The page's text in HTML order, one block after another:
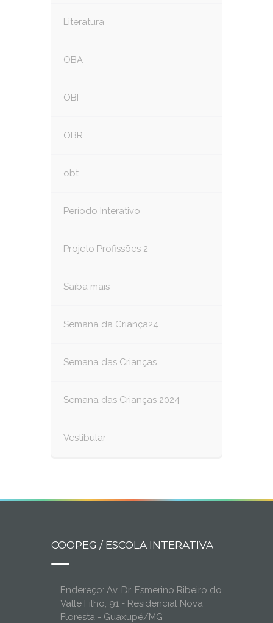
Literatura
OBA
OBI
OBR
obt
Período Interativo
Projeto Profissões 2
Saiba mais
Semana da Criança24
Semana das Crianças
Semana das Crianças 2024
Vestibular
COOPEG / ESCOLA INTERATIVA
Endereço: Av. Dr. Esmerino Ribeiro do
Valle Filho, 91 - Residencial Nova
Floresta - Guaxupé/MG